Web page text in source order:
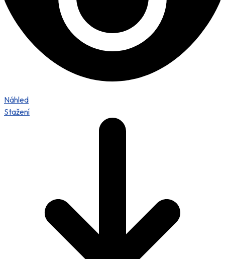
Náhled
Stažení